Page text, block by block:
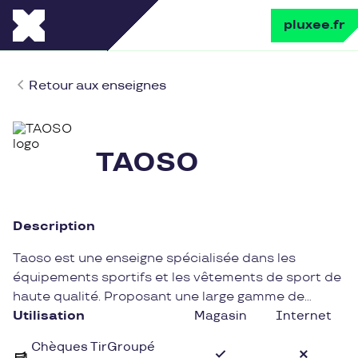
pluxee.fr
Retour aux enseignes
TAOSO
Description
Taoso est une enseigne spécialisée dans les
équipements sportifs et les vêtements de sport de
haute qualité. Proposant une large gamme de
produits allant des baskets aux équipements de
physiques en recherche de performances
Utilisation Magasin Internet
Chèques TirGroupé